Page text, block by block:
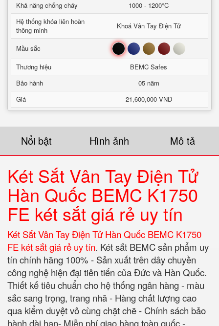
Khả năng chống cháy
1000 - 1200°C
Hệ thống khóa liên hoàn
thông minh
Khoá Vân Tay Điện Tử
Mầu sắc Đen Xanh Nâu Đỏ Trắng
Thương hiệu
BEMC Safes
Bảo hành
05 năm
Giá
21,600,000 VNĐ
Nổi bật Hình ảnh Mô tả
Két Sắt Vân Tay Điện Tử
Hàn Quốc BEMC K1750
FE két sắt giá rẻ uy tín
Két Sắt Vân Tay Điện Tử Hàn Quốc BEMC K1750
FE két sắt giá rẻ uy tín. Két sắt BEMC sản phẩm uy
tín chính hãng 100% - Sản xuất trên dây chuyền
công nghệ hiện đại tiên tiến của Đức và Hàn Quốc.
Thiết kế tiêu chuẩn cho hệ thống ngân hàng - màu
sắc sang trọng, trang nhã - Hàng chất lượng cao
qua kiểm duyệt vô cùng chặt chẽ - Chính sách bảo
hành dài hạn- Miễn phí giao hàng toàn quốc -